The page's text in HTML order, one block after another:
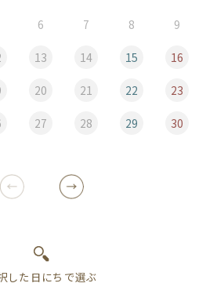
6 7 8 9
13 14 15 16
20 21 22 23
27 28 29 30